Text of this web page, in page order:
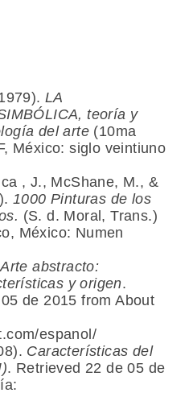
LA
teoría y
del arte (10ma
México: siglo veintiuno
, J., McShane, M., &
1000 Pinturas de los
(S. d. Moral, Trans.)
México: Numen
Arte abstracto:
y origen.
de 2015 from About
espanol/
Características del
. Retrieved 22 de 05 de